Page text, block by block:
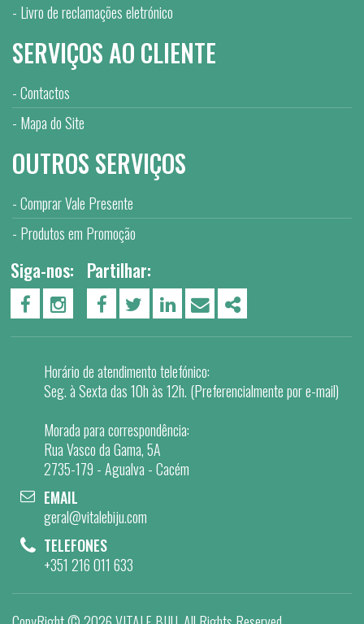
Livro de reclamações eletrónico
SERVIÇOS AO CLIENTE
Contactos
Mapa do Site
OUTROS SERVIÇOS
Comprar Vale Presente
Produtos em Promoção
Siga-nos:
PÁGINA DO FACEBOOK
PÁGINA DO INSTAGRAM
Partilhar:
FACEBOOKTWITTERLINKEDIN
EMAIL
Horário de atendimento telefónico:
Seg. à Sexta das 10h às 12h. (Preferencialmente por e-mail)
Morada para correspondência:
Rua Vasco da Gama, 5A
2735-179 - Agualva - Cacém
EMAIL
geral@vitalebiju.com
TELEFONES
+351 216 011 633